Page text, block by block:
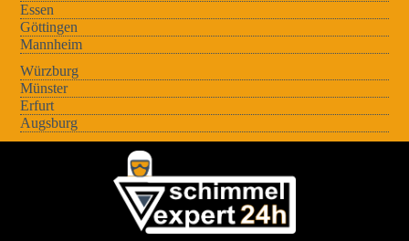
Essen
Göttingen
Mannheim
Würzburg
Münster
Erfurt
Augsburg